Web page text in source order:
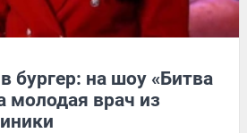
бургер: на шоу «Битва
молодая врач из